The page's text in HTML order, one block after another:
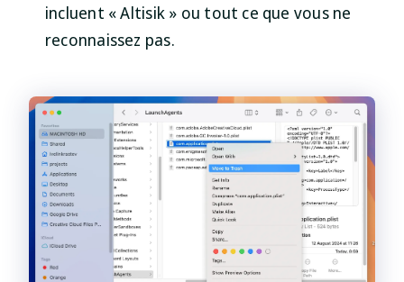
incluent « Altisik » ou tout ce que vous ne
reconnaissez pas.